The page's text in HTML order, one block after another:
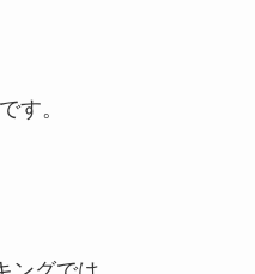
す。